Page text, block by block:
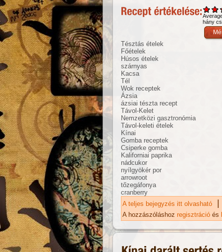
hány
Tésztás ételek
Főételek
Húsos ételek
szárnyas
Kacsa
Tél
Wok receptek
Ázsia
ázsiai tészta recept
Távol-Kelet
Nemzetközi gasztronómia
Távol-keleti ételek
Kínai
Gomba receptek
Csiperke gomba
Kaliforniai paprika
nádcukor
nyílgyökér por
arrowroot
tőzegáfonya
cranberry
A teljes bejegyzés itt olvasható
|
A hozzászóláshoz regisztráció és